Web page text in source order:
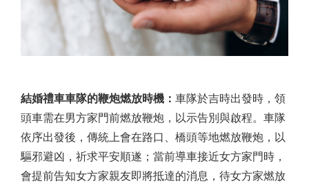
結婚禮車車隊的鞭炮燃放時機： 車隊於吉時出發時，領
頭車需在男方家門前燃放鞭炮，以示告別與啟程。車隊
依序出發後，傳統上會在路口、橋頭等地燃放鞭炮，以
驅邪避凶，祈求平安順遂；當前導車接近女方家門時，
會提前告知女方家親友即將抵達的消息，待女方家燃放